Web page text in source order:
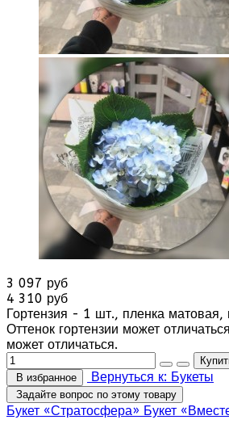
3 097 руб
4 310 руб
Гортензия - 1 шт., пленка матовая,
Оттенок гортензии может
может отличаться.
В избранное Вернуться к: Букеты
Задайте вопрос по этому товару
Букет «Стратосфера» Букет